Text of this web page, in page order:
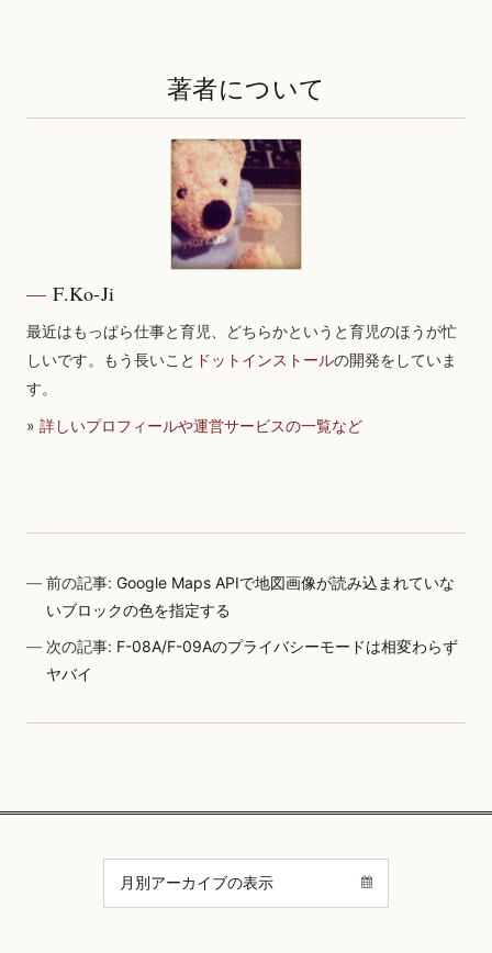
著者について
F.Ko-Ji
最近はもっぱら仕事と育児、どちらかというと育児のほうが忙
しいです。もう長いこと ドットインストールの開発をしていま
す。
» 詳しいプロフィールや運営サービスの一覧など
前の記事:Google Maps APIで地図画像が読み込まれていな
いブロックの色を指定する
次の記事: F-08A/F-09Aのプライバシーモードは相変わらず
ヤバイ